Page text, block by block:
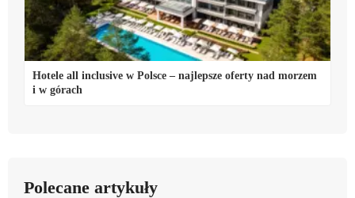
Hotele all inclusive w Polsce – najlepsze oferty nad morzem
i w górach
Polecane artykuły